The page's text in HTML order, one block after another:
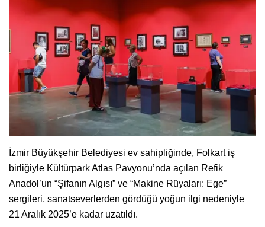
İzmir Büyükşehir Belediyesi ev sahipliğinde, Folkart iş
birliğiyle Kültürpark Atlas Pavyonu’nda açılan Refik
Anadol’un “Şifanın Algısı” ve “Makine Rüyaları: Ege”
sergileri, sanatseverlerden gördüğü yoğun ilgi nedeniyle
21 Aralık 2025’e kadar uzatıldı.